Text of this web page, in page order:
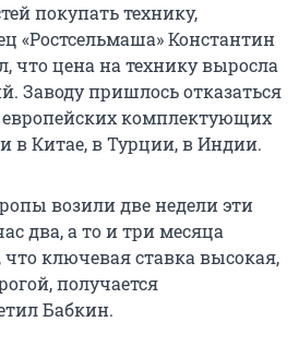
покупать технику,
«Ростсельмаша» Константин
что цена на технику выросла
Заводу пришлось отказаться
комплектующих
в Китае, в Турции, в Индии.
возили две недели эти
два, а то и три месяца
что ключевая ставка высокая,
получается
Бабкин.